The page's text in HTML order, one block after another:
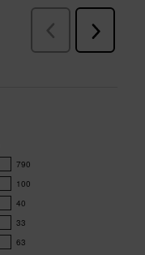
790
100
40
33
63